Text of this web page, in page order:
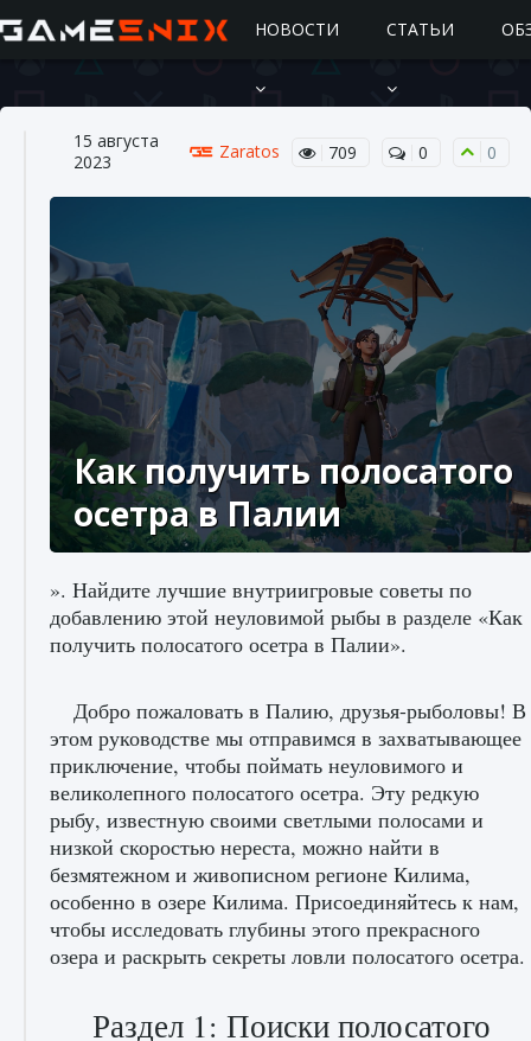
НОВОСТИ СТАТЬИ
Подробное руководство по получению
самоцветов Brawl Stars
10 августа 2024 0 1
Как исправить ошибку Palworld «Идет
9 августа 2024 2 511 0 0
9 августа 2024
15 августа
2023
Zaratos 709 0 0
Как получить полосатого
осетра в Палии
». Найдите лучшие внутриигровые советы по
добавлению этой неуловимой рыбы в разделе «Как
получить полосатого осетра в Палии».
Добро пожаловать в Палию, друзья-рыболовы! В
этом руководстве мы отправимся в захватывающее
приключение, чтобы поймать неуловимого и
великолепного полосатого осетра. Эту редкую
рыбу, известную своими светлыми полосами и
низкой скоростью нереста, можно найти в
безмятежном и живописном регионе Килима,
особенно в озере Килима. Присоединяйтесь к нам,
чтобы исследовать глубины этого прекрасного
озера и раскрыть секреты ловли полосатого осетра.
Раздел 1: Поиски полосатого